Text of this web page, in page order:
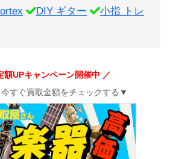
DIY ギター
小指 トレ
額UPキャンペーン開催中 ／
すぐ買取金額をチェックする▼